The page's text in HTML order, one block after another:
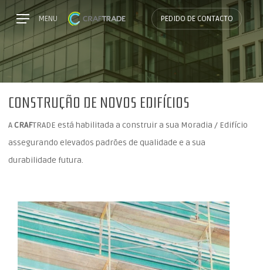
Skip
to
main
content
MENU PEDIDO DE CONTACTO
CONSTRUÇÃO DE NOVOS EDIFÍCIOS
A CRAFTRADE está habilitada a construir a sua Moradia / Edifício
assegurando elevados padrões de qualidade e a sua
durabilidade futura.
Menu